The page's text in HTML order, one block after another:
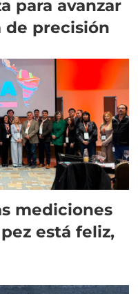
para avanzar
de precisión
mediciones
está feliz,